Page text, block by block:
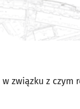
związku z